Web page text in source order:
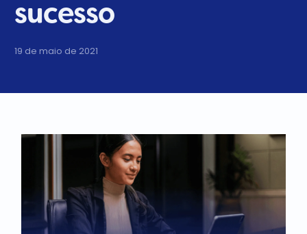
sucesso
19 de maio de 2021